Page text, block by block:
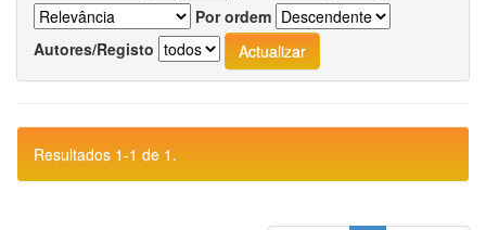
Por ordem
Autores/Registo
Resultados 1-1 de 1.